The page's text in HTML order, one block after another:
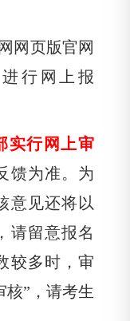
网页版官网
进行网上报
实行网上审
馈为准。为
意见还将以
请留意报名
较多时，审
核”，请考生